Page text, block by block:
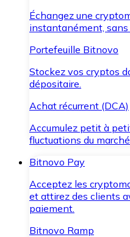
Échangez une
instantanément,
Portefeuille Bitnovo
Stockez vos cryptos
dépositaire.
Achat récurrent (DCA)
Accumulez petit à
fluctuations du
Bitnovo Pay
Acceptez les
et attirez des clients
paiement.
Bitnovo Ramp